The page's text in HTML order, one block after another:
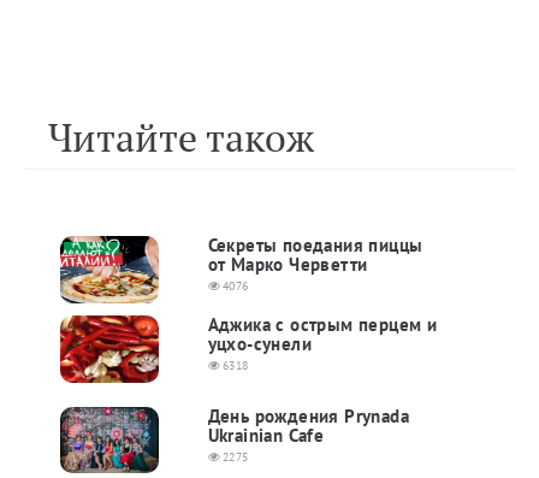
Читайте також
Секреты поедания пиццы
от Марко Черветти
4076
Аджика с острым перцем и
уцхо-сунели
6318
День рождения Prynada
Ukrainian Cafe
2275